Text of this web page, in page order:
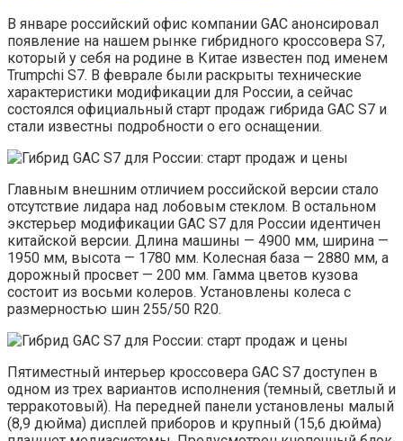
В январе российский офис компании GAC анонсировал
появление на нашем рынке гибридного кроссовера S7,
который у себя на родине в Китае известен под именем
Trumpchi S7. В феврале были раскрыты технические
характеристики модификации для России, а сейчас
состоялся официальный старт продаж гибрида GAC S7 и
стали известны подробности о его оснащении.
Главным внешним отличием российской версии стало
отсутствие лидара над лобовым стеклом. В остальном
экстерьер модификации GAC S7 для России идентичен
китайской версии. Длина машины — 4900 мм, ширина —
1950 мм, высота — 1780 мм. Колесная база — 2880 мм, а
дорожный просвет — 200 мм. Гамма цветов кузова
состоит из восьми колеров. Установлены колеса с
размерностью шин 255/50 R20.
Пятиместный интерьер кроссовера GAC S7 доступен в
одном из трех вариантов исполнения (темный, светлый и
терракотовый). На передней панели установлены малый
(8,9 дюйма) дисплей приборов и крупный (15,6 дюйма)